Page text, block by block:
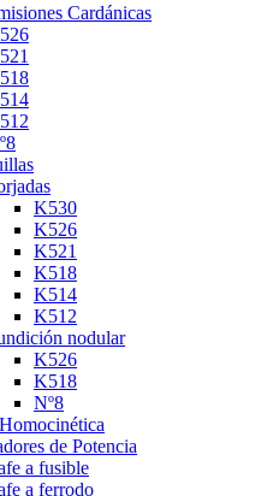
Cardánicas
K530
K526
K521
K518
K514
K512
nodular
K526
K518
Nº8
de Potencia
a fusible
a ferrodo